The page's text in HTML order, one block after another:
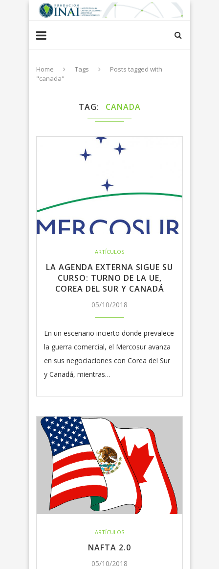
Home Tags
Posts tagged with
"canada"
TAG CANADA
ARTÍCULOS
LA AGENDA EXTERNA SIGUE SU
CURSO: TURNO DE LA UE,
COREA DEL SUR Y CANADÁ
05/10/2018
En un escenario incierto donde prevalece
la guerra comercial, el Mercosur avanza
en sus negociaciones con Corea del Sur
y Canadá, mientras…
ARTÍCULOS
NAFTA 2.0
05/10/2018